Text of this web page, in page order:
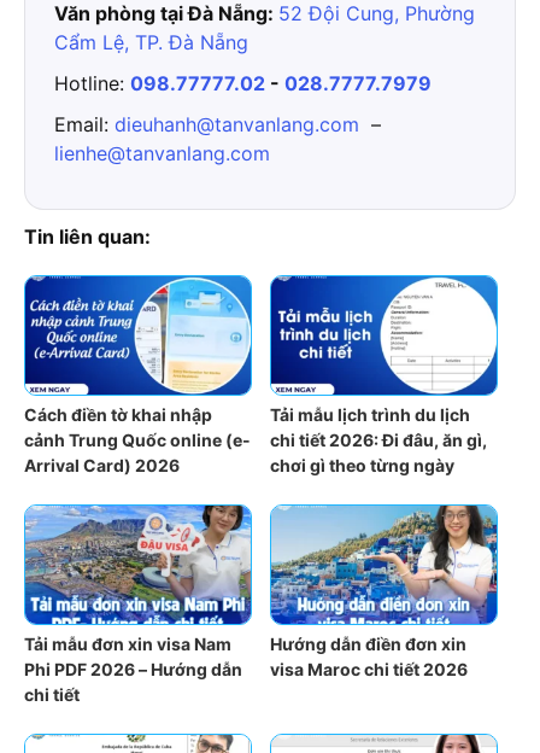
Văn phòng tại Đà Nẵng: 52 Đội Cung, Phường
Cẩm Lệ, TP. Đà Nẵng
Hotline: 098.77777.02 - 028.7777.7979
Email: dieuhanh@tanvanlang.com –
lienhe@tanvanlang.com
Tin liên quan:
Cách điền tờ khai nhập
cảnh Trung Quốc online (e-
Arrival Card) 2026
Tải mẫu lịch trình du lịch
chi tiết 2026: Đi đâu, ăn gì,
chơi gì theo từng ngày
Tải mẫu đơn xin visa Nam
Phi PDF 2026 – Hướng dẫn
chi tiết
Hướng dẫn điền đơn xin
visa Maroc chi tiết 2026